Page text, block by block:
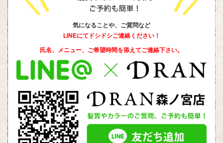
気になることや、ご質問など
LINEにてドシドシご連絡ください！
氏名、メニュー、ご希望時間を添えてご連絡下さい。